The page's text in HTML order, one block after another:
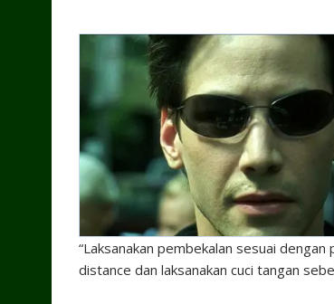
“Laksanakan pembekalan sesuai
distance dan laksanakan cuci tangan